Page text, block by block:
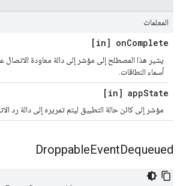
المعلمات
[in] onComplete
يشير هذا المصطلح إلى مؤشر إلى دالة معاودة الاتصال
أسماء النطاقات.
[in] appState
مؤشر إلى كائن حالة التطبيق ليتم تمريره إلى دالة رد
DroppableEventDequeued